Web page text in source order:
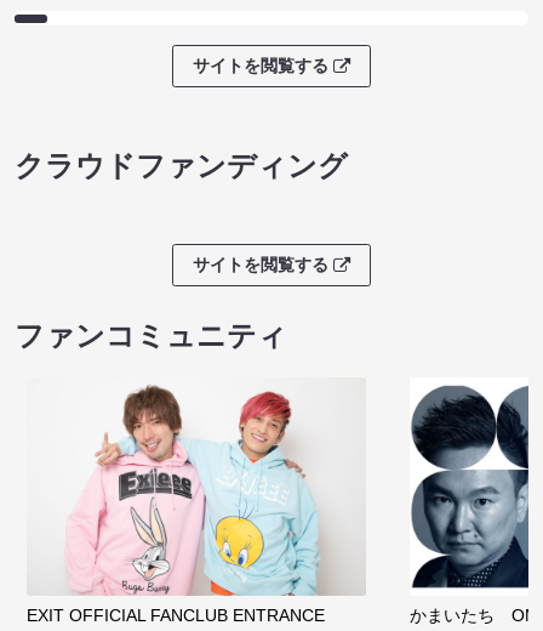
サイトを閲覧する
クラウドファンディング
サイトを閲覧する
ファンコミュニティ
EXIT OFFICIAL FANCLUB ENTRANCE かまいたち